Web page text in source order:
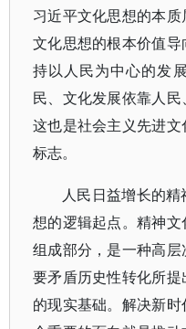
习近平文化思想的本
文化思想的根本价值
持以人民为中心的发
民、文化发展依靠人民
这也是社会主义先进
标志。
人民日益增长的
想的逻辑起点。精神
组成部分，是一种高
要矛盾历史性转化所
的现实基础。解决新